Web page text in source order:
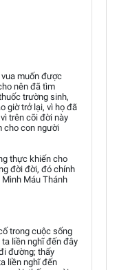
muốn được
nên đã tìm
trường sinh,
giờ trở lại, vì họ đã
trên cõi đời này
cho con người
thực khiến cho
đời đời, đó chính
Máu Thánh
trong cuộc sống
ta liền nghĩ đến đây
đường; thấy
liền nghĩ đến